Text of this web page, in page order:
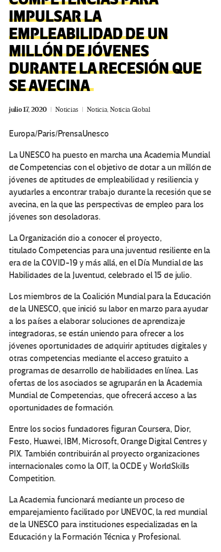
IMPULSAR LA
EMPLEABILIDAD DE UN
MILLÓN DE JÓVENES
DURANTE LA RECESIÓN QUE
SE AVECINA
julio 17, 2020 Noticias Noticia,Noticia Global
Europa/Paris/PrensaUnesco
La UNESCO ha puesto en marcha una Academia Mundial
de Competencias con el objetivo de dotar a un millón de
jóvenes de aptitudes de empleabilidad y resiliencia y
ayudarles a encontrar trabajo durante la recesión que se
avecina, en la que las perspectivas de empleo para los
jóvenes son desoladoras.
La Organización dio a conocer el proyecto,
titulado Competencias para una juventud resiliente en la
era de la COVID-19 y más allá, en el Día Mundial de las
Habilidades de la Juventud, celebrado el 15 de julio.
Los miembros de la Coalición Mundial para la Educación
de la UNESCO, que inició su labor en marzo para ayudar
a los países a elaborar soluciones de aprendizaje
integradoras, se están uniendo para ofrecer a los
jóvenes oportunidades de adquirir aptitudes digitales y
otras competencias mediante el acceso gratuito a
programas de desarrollo de habilidades en línea. Las
ofertas de los asociados se agruparán en la Academia
Mundial de Competencias, que ofrecerá acceso a las
oportunidades de formación.
Entre los socios fundadores figuran Coursera, Dior,
Festo, Huawei, IBM, Microsoft, Orange Digital Centres y
PIX. También contribuirán al proyecto organizaciones
internacionales como la OIT, la OCDE y WorldSkills
Competition.
La Academia funcionará mediante un proceso de
emparejamiento facilitado por UNEVOC, la red mundial
de la UNESCO para instituciones especializadas en la
Educación y la Formación Técnica y Profesional.